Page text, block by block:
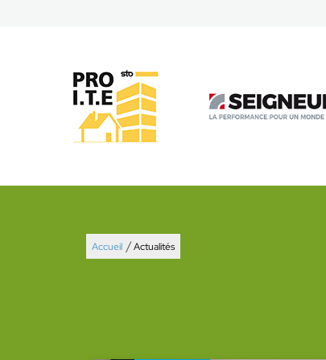
Accueil /Actualités